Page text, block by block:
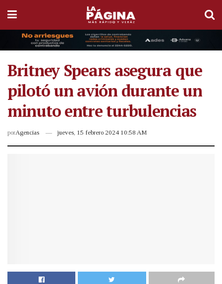
Britney Spears asegura que
pilotó un avión durante un
minuto entre turbulencias
porAgencias jueves, 15 febrero 2024 10:58 AM